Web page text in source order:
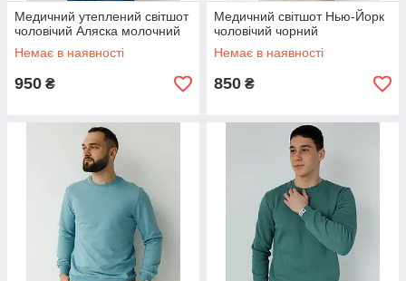
Медичний утеплений світшот
чоловічий Аляска молочний
Немає в наявності
950 ₴
Медичний світшот Нью-Йорк
чоловічий чорний
Немає в наявності
850 ₴